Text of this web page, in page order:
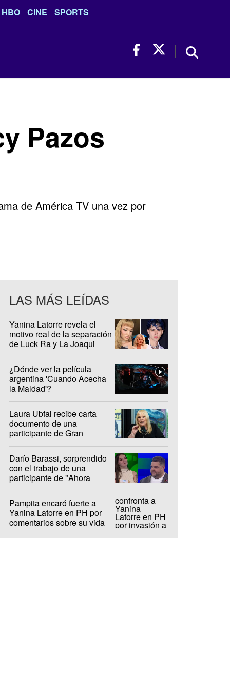
HBO CINE SPORTS
Pazos
de América TV una vez por
LAS MÁS LEÍDAS
Yanina Latorre revela el
motivo real de la separación
de Luck Ra y La Joaqui
¿Dónde ver la película
argentina 'Cuando Acecha
la Maldad'?
Laura Ubfal recibe carta
documento de una
participante de Gran
Darío Barassi, sorprendido
con el trabajo de una
participante de "Ahora
Pampita encaró fuerte a
Yanina Latorre en PH por
comentarios sobre su vida